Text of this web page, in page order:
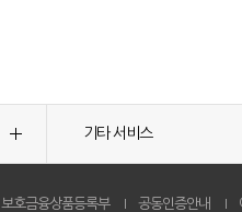
기타 서비스
보호금융상품등록부 공동인증안내